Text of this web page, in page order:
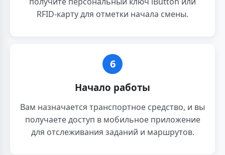
RFID-карту для отметки начала смены.
6
Начало работы
Вам назначается транспортное средство, и вы
получаете доступ в мобильное приложение
для отслеживания заданий и маршрутов.